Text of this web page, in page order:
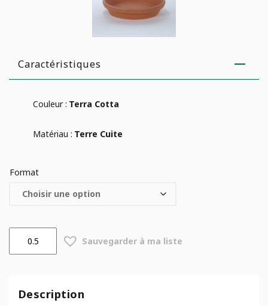
Caractéristiques
Couleur : Terra Cotta
Matériau : Terre Cuite
Format
Soucoupe
cuite
Sauvegarder à ma liste
Description